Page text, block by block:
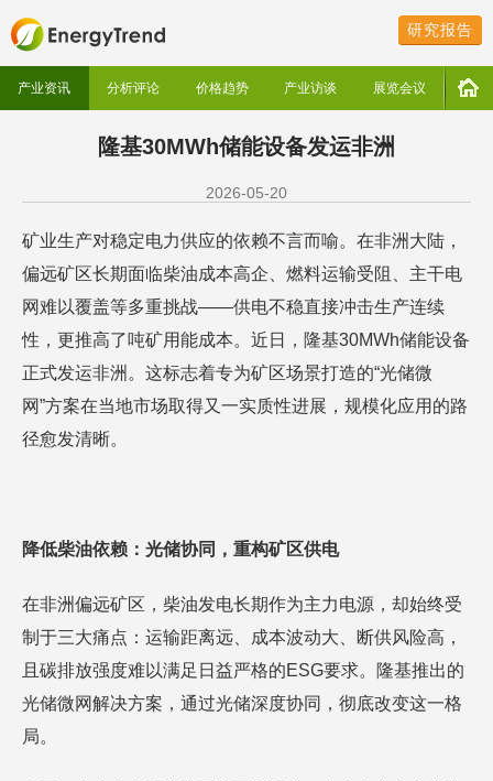
研究报告
产业资讯 分析评论 价格趋势 产业访谈 展览会议
隆基30MWh储能设备发运非洲
2026-05-20
矿业生产对稳定电力供应的依赖不言而喻。在非洲大陆，
偏远矿区长期面临柴油成本高企、燃料运输受阻、主干电
网难以覆盖等多重挑战——供电不稳直接冲击生产连续
性，更推高了吨矿用能成本。近日，隆基30MWh储能设备
正式发运非洲。这标志着专为矿区场景打造的“光储微
网”方案在当地市场取得又一实质性进展，规模化应用的路
径愈发清晰。
降低柴油依赖：光储协同，重构矿区供电
在非洲偏远矿区，柴油发电长期作为主力电源，却始终受
制于三大痛点：运输距离远、成本波动大、断供风险高，
且碳排放强度难以满足日益严格的ESG要求。隆基推出的
光储微网解决方案，通过光储深度协同，彻底改变这一格
局。